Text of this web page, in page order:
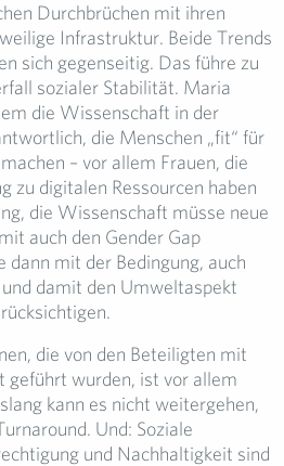
Durchbrüchen mit ihren
Infrastruktur. Beide Trends
sich gegenseitig. Das führe zu
sozialer Stabilität. Maria
die Wissenschaft in der
die Menschen „fit“ für
– vor allem Frauen, die
zu digitalen Ressourcen haben
die Wissenschaft müsse neue
auch den Gender Gap
dann mit der Bedingung, auch
damit den Umweltaspekt
die von den Beteiligten mit
geführt wurden, ist vor allem
kann es nicht weitergehen,
Und: Soziale
und Nachhaltigkeit sind